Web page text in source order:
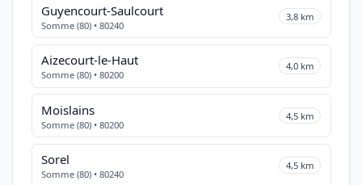
Guyencourt-Saulcourt
Somme (80) • 80240
3,8 km
Aizecourt-le-Haut
Somme (80) • 80200
4,0 km
Moislains
Somme (80) • 80200
4,5 km
Sorel
Somme (80) • 80240
4,5 km